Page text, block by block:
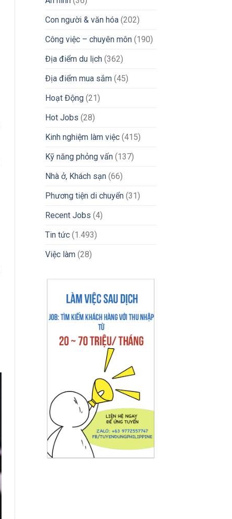
Peso
Sang
Con người & văn hóa(202)
Công việc – chuyên môn(190)
Địa điểm du lịch(362)
Địa điểm mua sắm(45)
Hoạt Động(21)
Hot Jobs (28)
Kinh nghiệm làm việc(415)
Kỹ năng phỏng vấn(137)
Nhà ở, Khách sạn(66)
Phương tiện di chuyển(31)
Recent Jobs (4)
Tin tức(1.493)
Việc làm(28)